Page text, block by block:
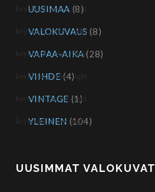
UUSIMAA (8)
VALOKUVAUS (8)
VAPAA-AIKA (28)
VIIHDE (4)
VINTAGE (1)
YLEINEN (104)
UUSIMMAT VALOKUVAT